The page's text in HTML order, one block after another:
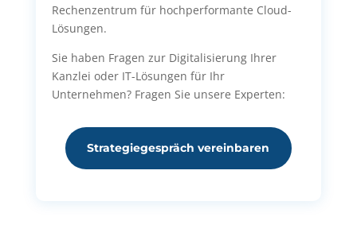
Rechenzentrum für hochperformante Cloud-
Lösungen.
Sie haben Fragen zur Digitalisierung Ihrer
Kanzlei oder IT-Lösungen für Ihr
Unternehmen? Fragen Sie unsere Experten:
Strategiegespräch vereinbaren